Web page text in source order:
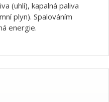
(uhlí), kapalná paliva
plyn). Spalováním
energie.